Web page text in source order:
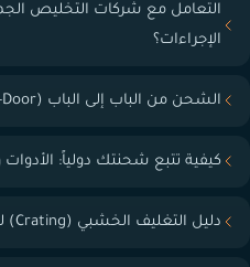
التعامل مع شركات التخليص
الإجراءات؟
الشحن من الباب إلى الباب (Door-to-Door): المميزات والعيوب
كيفية تتبع شحنتك دولياً:
دليل التغليف الخشبي (Crating) للبضائع الثقيلة والحساسة